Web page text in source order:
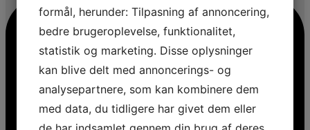
formål, herunder: Tilpasning af annoncering,
bedre brugeroplevelse, funktionalitet,
statistik og marketing. Disse oplysninger
kan blive delt med annoncerings- og
analysepartnere, som kan kombinere dem
med data, du tidligere har givet dem eller